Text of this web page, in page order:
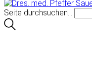
Seite durchsuchen...